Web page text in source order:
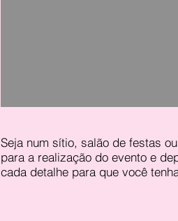
Seja num sítio, salão de festas
para a realização do evento e
cada detalhe para que você